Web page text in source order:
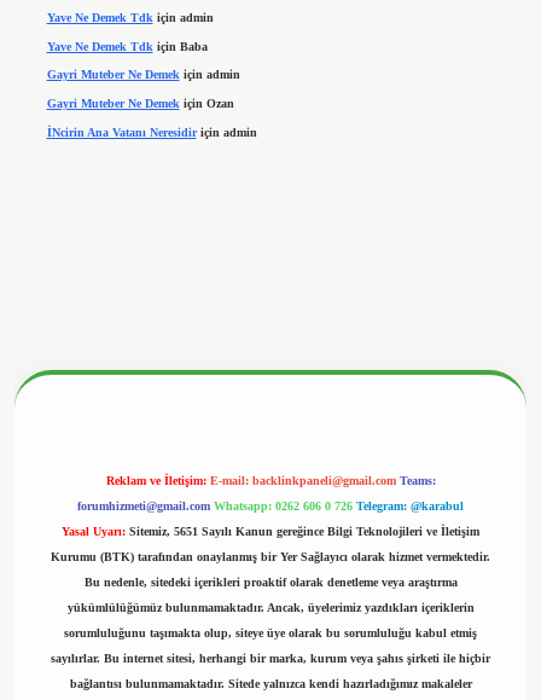
Yave Ne Demek Tdk için admin
Yave Ne Demek Tdk için Baba
Gayri Muteber Ne Demekiçin admin
Gayri Muteber Ne Demek için Ozan
İNcirin Ana Vatanı Neresidiriçin admin
Reklam ve İletişim: E-mail: backlinkpaneli@gmail.com Teams:
forumhizmeti@gmail.com Whatsapp: 0262 606 0 726 Telegram: @karabul
Yasal Uyarı: Sitemiz, 5651 Sayılı Kanun gereğince Bilgi Teknolojileri ve İletişim
Kurumu (BTK) tarafından onaylanmış bir Yer Sağlayıcı olarak hizmet vermektedir.
Bu nedenle, sitedeki içerikleri proaktif olarak denetleme veya araştırma
yükümlülüğümüz bulunmamaktadır. Ancak, üyelerimiz yazdıkları içeriklerin
sorumluluğunu taşımakta olup, siteye üye olarak bu sorumluluğu kabul etmiş
sayılırlar. Bu internet sitesi, herhangi bir marka, kurum veya şahıs şirketi ile hiçbir
bağlantısı bulunmamaktadır. Sitede yalnızca kendi hazırladığımız makaleler